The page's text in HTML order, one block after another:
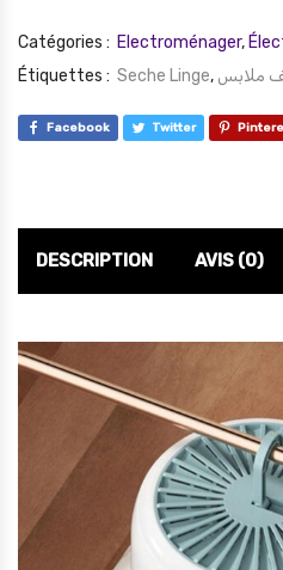
Catégories : Electroménager,
Étiquettes : Seche Linge, ملابس
Facebook Twitter
DESCRIPTION AVIS (0)